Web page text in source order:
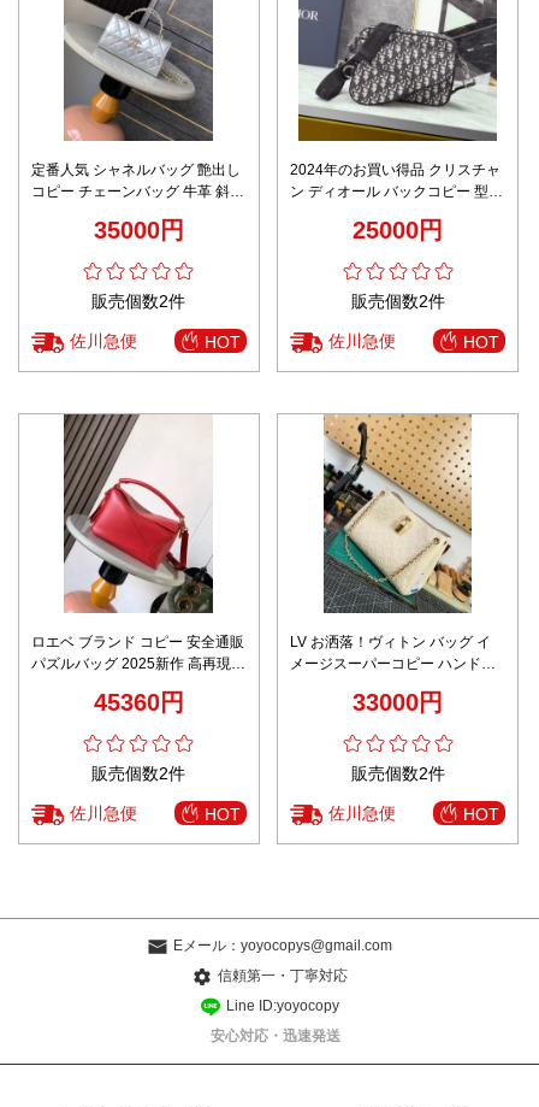
定番人気 シャネルバッグ 艶出し
コピー チェーンバッグ 牛革 斜め
35000円
販売個数2件
佐川急便 HOT
2024年のお買い得品 クリスチャ
ン ディオール バックコピー 型番
バッグ 三件セット ブラック
25000円
販売個数2件
佐川急便 HOT
ロエベ ブランド コピー 安全通販
パズルバッグ 2025新作 高再現度
店舗運営 安心サイト
45360円
販売個数2件
佐川急便 HOT
LV お洒落！ヴィトン バッグ イ
メージスーパーコピー ハンドバ
33000円
販売個数2件
佐川急便 HOT
Eメール： yoyocopys@gmail.com
信頼第一・丁寧対応
Line ID:yoyocopy
安心対応・迅速発送